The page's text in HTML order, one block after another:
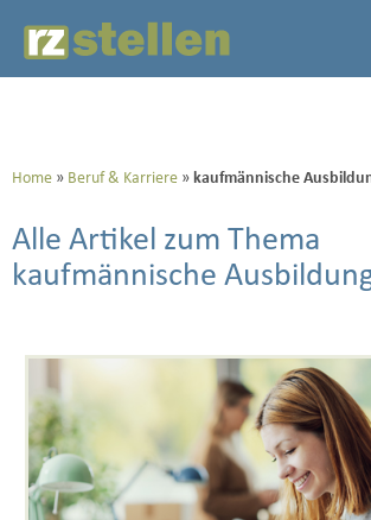
Home Beruf & Karriere kaufmännische
Alle Artikel zum Thema
kaufmännische